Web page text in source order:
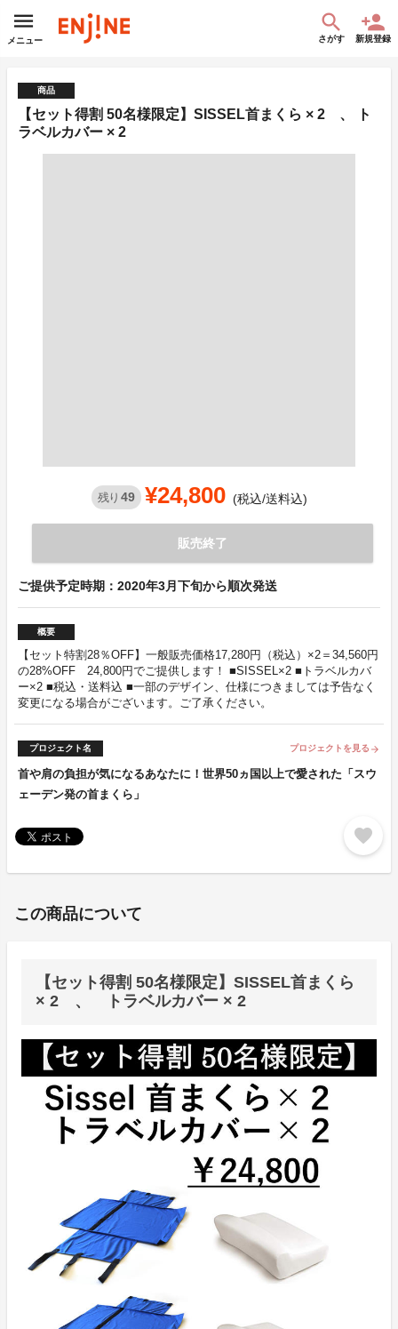
メニュー さがす 新規登録
商品
【セット得割 50名様限定】SISSEL首まくら × 2 、 ト
ラベルカバー × 2
残り 49 ¥24,800 (税込/送料込)
販売終了
ご提供予定時期：2020年3月下旬から順次発送
概要
【セット特割28％OFF】一般販売価格17,280円（税込）×2＝34,560円
の28%OFF 24,800円でご提供します！ ■SISSEL×2 ■トラベルカバ
ー×2 ■税込・送料込 ■一部のデザイン、仕様につきましては予告なく
変更になる場合がございます。ご了承ください。
プロジェクト名 プロジェクトを見る arrow_forward
首や肩の負担が気になるあなたに！世界50ヵ国以上で愛された「スウ
ェーデン発の首まくら」
favorite
この商品について
【セット得割 50名様限定】SISSEL首まくら
× 2 、 トラベルカバー × 2